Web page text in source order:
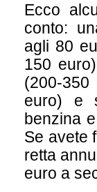
Ecco
conto:
agli 80
150
(200-350
euro) e
benzina
Se avete
retta
euro a